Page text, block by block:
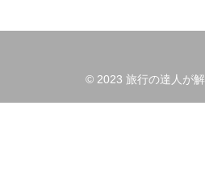
© 2023 旅行の達人が